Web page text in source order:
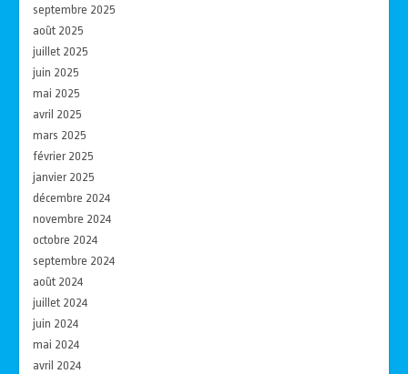
septembre 2025
août 2025
juillet 2025
juin 2025
mai 2025
avril 2025
mars 2025
février 2025
janvier 2025
décembre 2024
novembre 2024
octobre 2024
septembre 2024
août 2024
juillet 2024
juin 2024
mai 2024
avril 2024